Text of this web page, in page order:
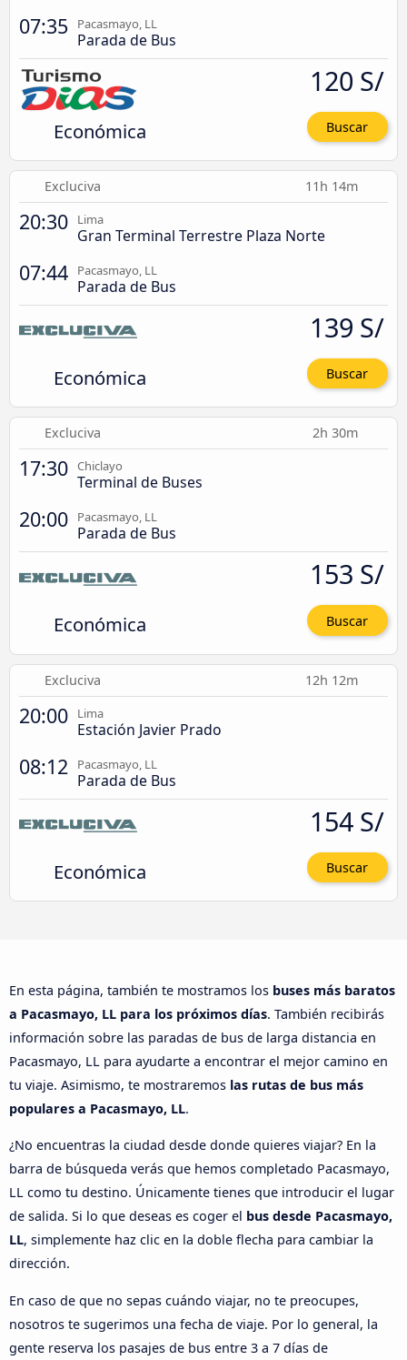
07:35 Pacasmayo, LL
Parada de Bus
Económica
120 S/
Buscar
Excluciva 11h 14m
20:30 Lima
Gran Terminal Terrestre Plaza Norte
07:44 Pacasmayo, LL
Parada de Bus
Económica
139 S/
Buscar
Excluciva 2h 30m
17:30 Chiclayo
Terminal de Buses
20:00 Pacasmayo, LL
Parada de Bus
Económica
153 S/
Buscar
Excluciva 12h 12m
20:00 Lima
Estación Javier Prado
08:12 Pacasmayo, LL
Parada de Bus
Económica
154 S/
Buscar
En esta página, también te mostramos los buses más baratos
a Pacasmayo, LL para los próximos días. También recibirás
información sobre las paradas de bus de larga distancia en
Pacasmayo, LL para ayudarte a encontrar el mejor camino en
tu viaje. Asimismo, te mostraremos las rutas de bus más
populares a Pacasmayo, LL.
¿No encuentras la ciudad desde donde quieres viajar? En la
barra de búsqueda verás que hemos completado Pacasmayo,
LL como tu destino. Únicamente tienes que introducir el lugar
de salida. Si lo que deseas es coger el bus desde Pacasmayo,
LL, simplemente haz clic en la doble flecha para cambiar la
dirección.
En caso de que no sepas cuándo viajar, no te preocupes,
nosotros te sugerimos una fecha de viaje. Por lo general, la
gente reserva los pasajes de bus entre 3 a 7 días de